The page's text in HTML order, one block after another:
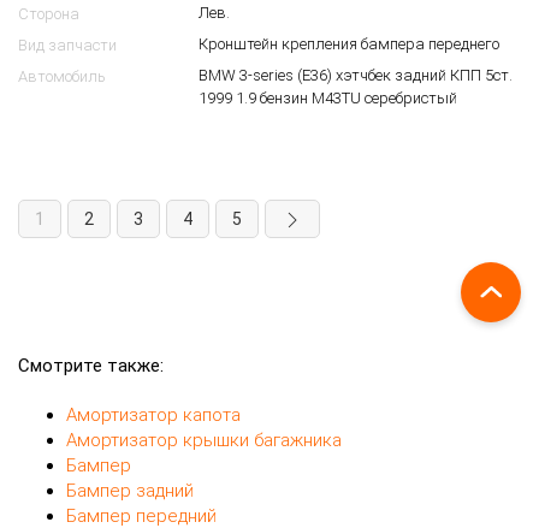
Сторона
Лев.
Вид запчасти
Кронштейн крепления бампера переднего
Автомобиль
BMW 3-series (E36) хэтчбек задний КПП 5ст.
1999 1.9 бензин M43TU серебристый
1 2 3 4 5
Смотрите также:
Амортизатор капота
Амортизатор крышки багажника
Бампер
Бампер задний
Бампер передний